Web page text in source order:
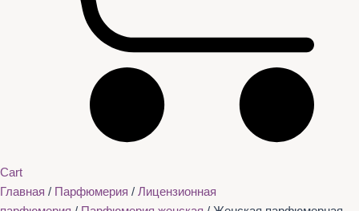
Cart
Главная / Парфюмерия / Лицензионная